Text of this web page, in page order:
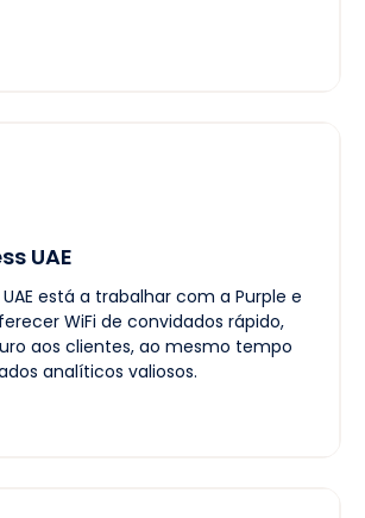
UAE
UAE está a trabalhar com a Purple e
WiFi de convidados rápido,
aos clientes, ao mesmo tempo
analíticos valiosos.